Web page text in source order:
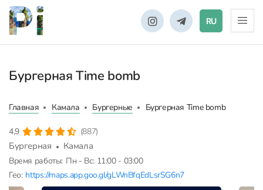
RU
Бургерная Time bomb
Главная Камала Бургерные Бургерная Time bomb
4,9 (887)
Бургерная Камала
Время работы: Пн - Вс: 11:00 - 03:00
Гео: https://maps.app.goo.gl/gLWnBfqEdLsrSG6n7